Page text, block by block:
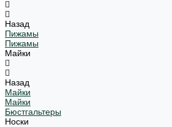
Назад
Пижамы
Пижамы
Майки
Назад
Майки
Майки
Бюстгальтеры
Носки